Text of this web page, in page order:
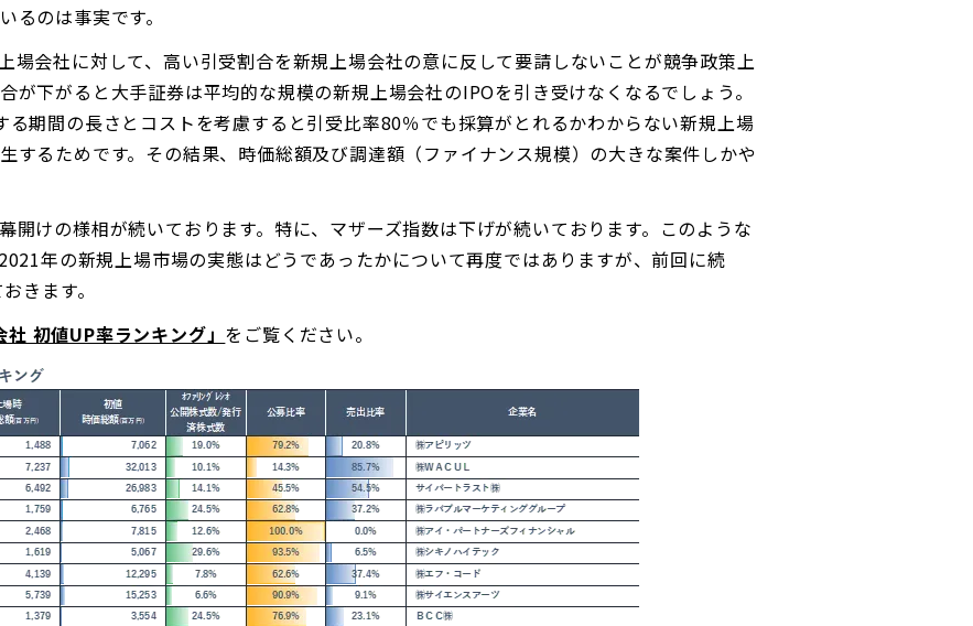
るのは事実です。
場会社に対して、高い引受割合を新規上場会社の意に反して要請しないことが競争政策上
が下がると大手証券は平均的な規模の新規上場会社のIPOを引き受けなくなるでしょう。
期間の長さとコストを考慮すると引受比率80％でも採算がとれるかわからない新規上場
するためです。その結果、時価総額及び調達額（ファイナンス規模）の大きな案件しかや
開けの様相が続いております。特に、マザーズ指数は下げが続いております。このような
年の新規上場市場の実態はどうであったかについて再度ではありますが、前回に続
きます。
初値UP率ランキング」 をご覧ください。